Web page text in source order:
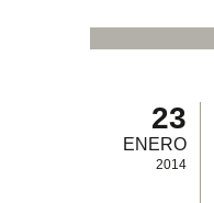
23
ENERO
2014